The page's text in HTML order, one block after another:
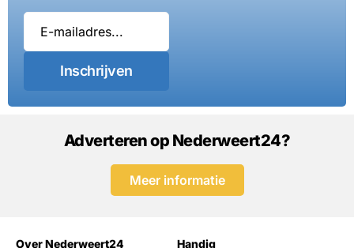
Inschrijven
Adverteren op Nederweert24?
Meer informatie
Over Nederweert24 Handig